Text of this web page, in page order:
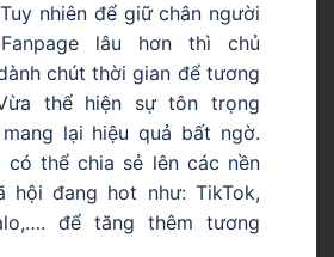
nhiên để giữ chân người
lâu hơn thì chủ
chút thời gian để tương
thể hiện sự tôn trọng
lại hiệu quả bất ngờ.
có thể chia sẻ lên các nền
hội đang hot như: TikTok,
để tăng thêm tương